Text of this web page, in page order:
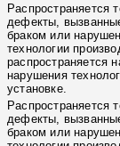
Распространяется
дефекты,
браком или
технологии
распространяется
нарушения
установке.
Распространяется
дефекты,
браком или